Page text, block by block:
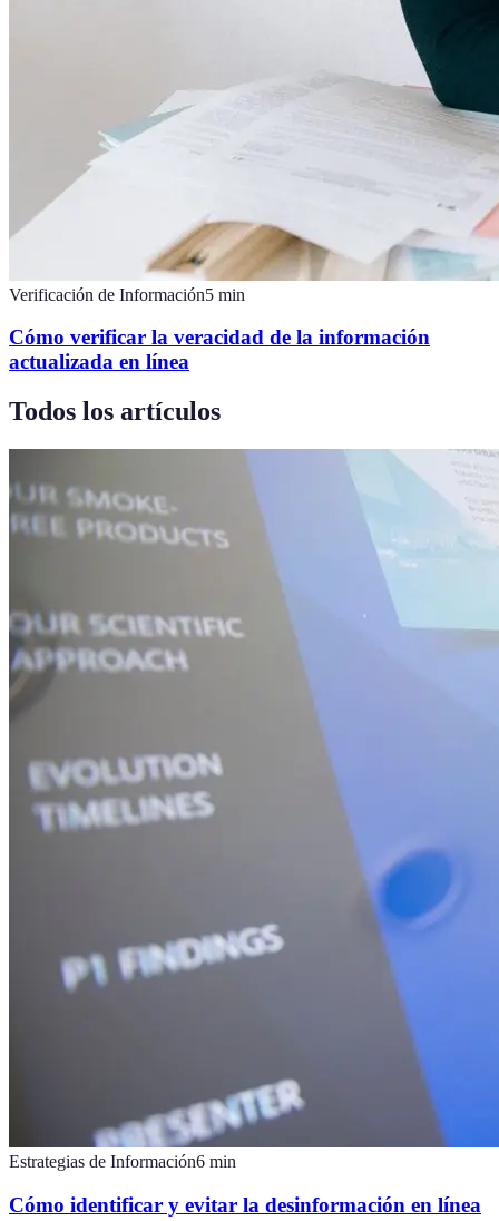
Verificación de Información5 min
Cómo verificar la veracidad de la información
actualizada en línea
Todos los artículos
Estrategias de Información6 min
Cómo identificar y evitar la desinformación en línea